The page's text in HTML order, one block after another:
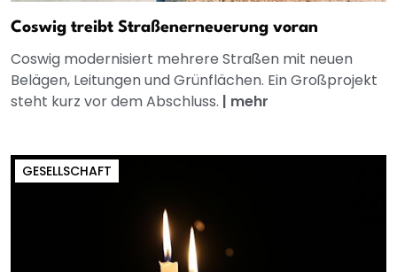
Coswig treibt Straßenerneuerung voran
Coswig modernisiert mehrere Straßen mit neuen
Belägen, Leitungen und Grünflächen. Ein Großprojekt
steht kurz vor dem Abschluss. | mehr
GESELLSCHAFT